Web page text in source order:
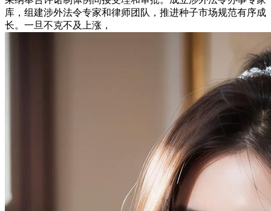
库，组建涉外法令专家和律师团队，推进种子市场规范有序成
长。一旦不克不及上涨，